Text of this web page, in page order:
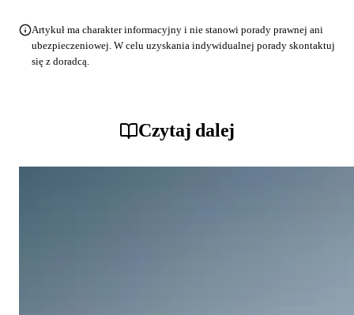
Artykuł ma charakter informacyjny i nie stanowi porady prawnej ani
ubezpieczeniowej. W celu uzyskania indywidualnej porady skontaktuj
się z doradcą.
Czytaj dalej